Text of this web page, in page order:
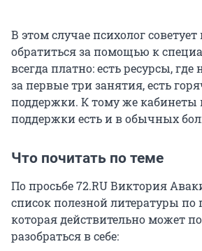
В этом случае психолог советует
обратиться за помощью к
всегда платно: есть ресурсы,
за первые три занятия, есть
поддержки. К тому же кабинеты
поддержки есть и в обычных
Что почитать по теме
По просьбе 72.RU Виктория
список полезной литературы по
которая действительно может
разобраться в себе: